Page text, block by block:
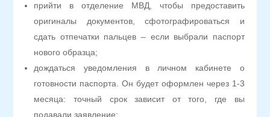
прийти в отделение МВД, чтобы предоставить
оригиналы документов, сфотографироваться и
сдать отпечатки пальцев – если выбрали паспорт
нового образца;
дождаться уведомления в личном кабинете о
готовности паспорта. Он будет оформлен через 1-3
месяца: точный срок зависит от того, где вы
подавали заявление;